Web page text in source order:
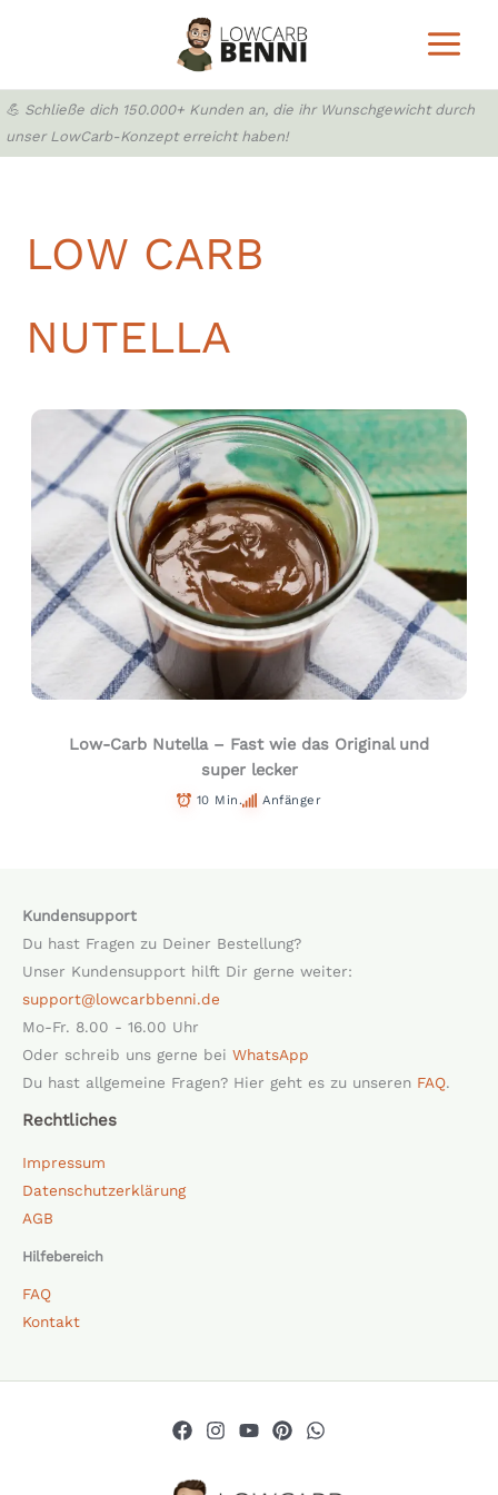
💪 Schließe dich 150.000+ Kunden an, die ihr Wunschgewicht durch
unser LowCarb-Konzept erreicht haben!
LOW CARB
NUTELLA
Low-Carb Nutella – Fast wie das Original und
super lecker
10 Min. Anfänger
Kundensupport
Du hast Fragen zu Deiner Bestellung?
Unser Kundensupport hilft Dir gerne weiter:
support@lowcarbbenni.de
Mo-Fr. 8.00 - 16.00 Uhr
Oder schreib uns gerne bei WhatsApp
Du hast allgemeine Fragen? Hier geht es zu unseren FAQ.
Rechtliches
Impressum
Datenschutzerklärung
AGB
Hilfebereich
FAQ
Kontakt